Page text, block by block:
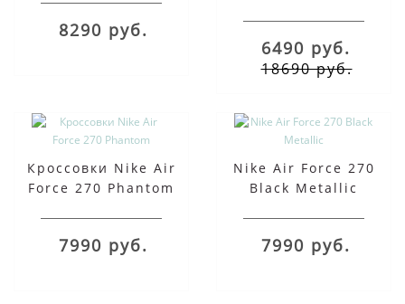
8290 руб.
6490 руб.
18690 руб.
Кроссовки Nike Air
Force 270 Phantom
7990 руб.
Nike Air Force 270
Black Metallic
7990 руб.